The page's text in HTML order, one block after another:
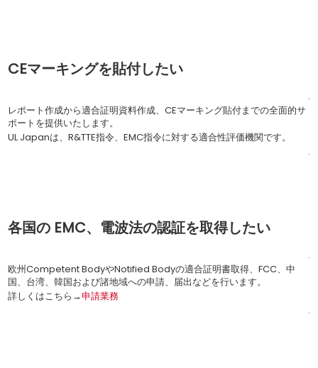
CEマーキングを貼付したい
.
レポート作成から適合証明資料作成、CEマーキング貼付までの全面的サ
ポートを提供いたします。
UL Japanは、R&TTE指令、EMC指令に対する適合性評価機関です。
.
各国の EMC、電波法の認証を取得したい
.
欧州Competent BodyやNotified Bodyの適合証明書取得、FCC、中
国、台湾、韓国および諸地域への申請、届出などを行います。
詳しくはこちら→申請業務
.